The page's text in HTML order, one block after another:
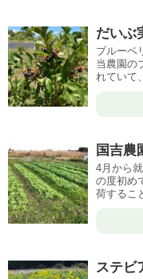
だいぶ
ブルーベ
当農園の
れていて
国吉農
4月から
の度初め
荷するこ
ステビ